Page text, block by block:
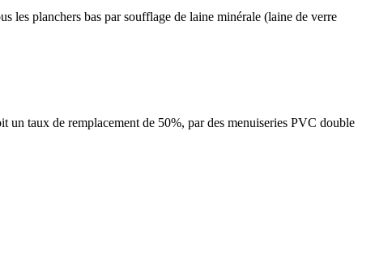
les planchers bas par soufflage de laine minérale (laine de verre
taux de remplacement de 50%, par des menuiseries PVC double